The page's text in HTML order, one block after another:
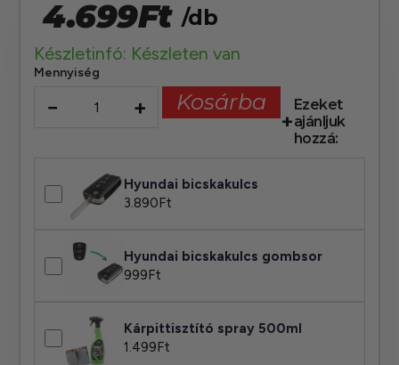
4.699Ft /db
Készletinfó: Készleten van
Mennyiség
− + Kosárba
Ezeket
ajánljuk
hozzá:
Hyundai bicskakulcs
3.890Ft
Hyundai bicskakulcs gombsor
999Ft
Kárpittisztító spray 500ml
1.499Ft